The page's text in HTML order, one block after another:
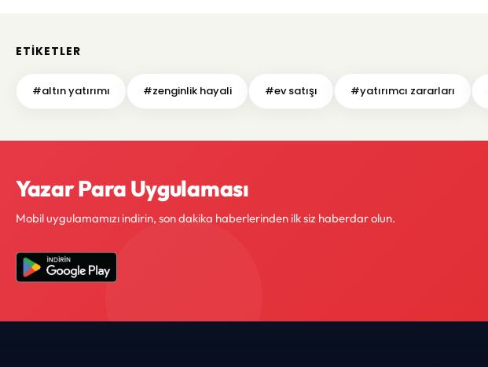
ETIKETLER
#altın yatırımı #zenginlik hayali #ev satışı #yatırımcı zararları
Yazar Para Uygulaması
Mobil uygulamamızı indirin, son dakika haberlerinden ilk siz haberdar olun.